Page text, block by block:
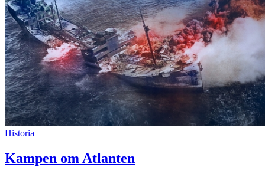
Historia
Kampen om Atlanten